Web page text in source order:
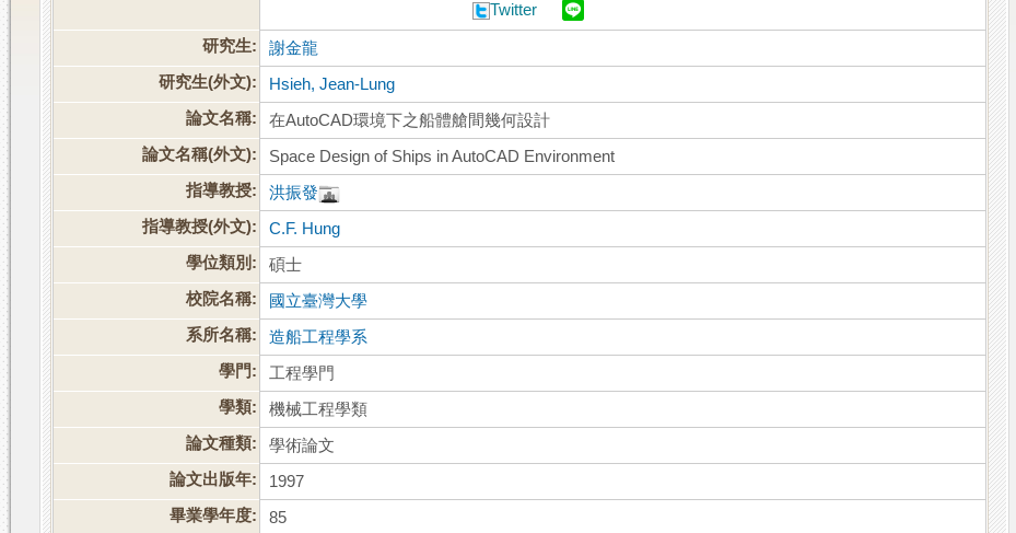
Twitter
研究生:
謝金龍
研究生(外文):
Hsieh, Jean-Lung
論文名稱:
在AutoCAD環境下之船體艙間幾何設計
論文名稱(外文):
Space Design of Ships in AutoCAD Environment
指導教授:
洪振發
指導教授(外文):
C.F. Hung
學位類別:
碩士
校院名稱:
國立臺灣大學
系所名稱:
造船工程學系
學門:
工程學門
學類:
機械工程學類
論文種類:
學術論文
論文出版年:
1997
畢業學年度:
85